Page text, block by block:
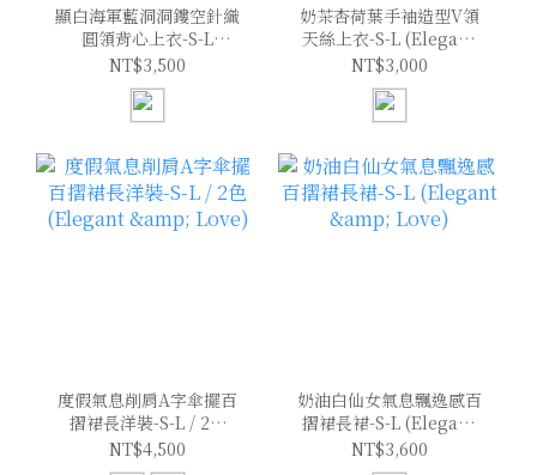
顯白海軍藍洞洞鏤空針織
圓領背心上衣-S-L
(Elegant & Love)
NT$3,500
奶茶杏荷葉手袖造型V領
天絲上衣-S-L (Elegant
& Love)
NT$3,000
度假氣息削肩A字傘擺百
摺裙長洋裝-S-L / 2色
(Elegant & Love)
NT$4,500
奶油白仙女氣息飄逸感百
摺裙長裙-S-L (Elegant
& Love)
NT$3,600